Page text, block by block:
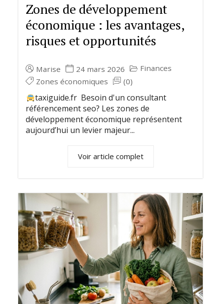
Zones de développement
économique : les avantages,
risques et opportunités
Marise 24 mars 2026
Finances
Zones économiques
(0)
taxiguide.fr Besoin d'un consultant
référencement seo? Les zones de
développement économique représentent
aujourd’hui un levier majeur...
Voir article complet